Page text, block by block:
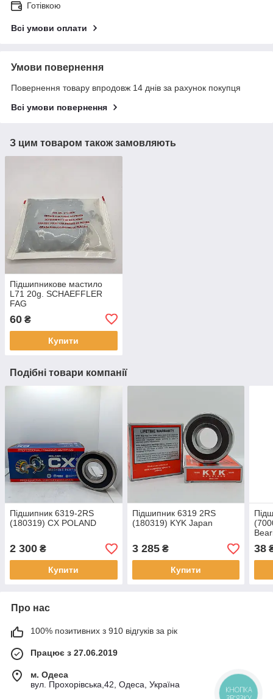
Готівкою
Всі умови оплати
Умови повернення
Повернення товару впродовж 14 днів за рахунок покупця
Всі умови повернення
З цим товаром також замовляють
Підшипникове мастило
L71 20g. SCHAEFFLER
FAG
60 ₴
Купити
Подібні товари компанії
Підшипник 6319-2RS
(180319) CX POLAND
2 300 ₴
Купити
Підшипник 6319 2RS
(180319) KYK Japan
3 285₴
Купити
38
Про нас
100% позитивних з 910 відгуків за рік
Працює з 27.06.2019
м. Одеса
вул. Прохорівська,42, Одеса, Україна
КНОПКА